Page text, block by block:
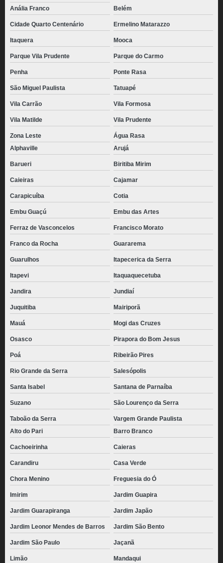
pães de batata com requeijão congelado Itapecerica da Serra
quanto custa pão de batata congelado no atacado Parque Anhembi
pão de batata recheado Chácara Inglesa
pão de batata com requeijão valor Caieras
fornecedor de pão de batata recheado Carapicuíba
pão de batata com catupiry congelado Santa Isabel
pão de batata com requeijão Planalto Paulista
fornecedor de pão batata congelado Itapevi
pão de batata para distribuidora Cajamar
pão batata congelado valor Taboão da Serra
fornecedor de pão de batata para lanchonete Ferraz de Vasconcelos
pães de batata com requeijão Vila Carrão
pão de batata congelado para revenda Vila Matilde
pão de batata congelado no atacado Vila Romana
fornecedor de pão de batata congelado Santana de Parnaíba
pão de batata para distribuidora valor Jardim Fortaleza
quanto custa pão de batata congelado Vila Tramontano
pães de batata congelado Santa Cruz
fornecedor de pão de batata congelado para revenda Bom Clima
pães de batata com catupiry congelado Penha
quanto custa pão de batata recheado congelado Praça da Arvore
pão de batata com catupiry congelado Barra Funda
pão batata congelado valor Jardim Fortaleza
quanto custa pão batata congelado Alphaville
quanto custa pão de batata recheado Cotia
pão de batata com catupiry congelado valor Juquitiba
pão de batata recheado congelado valor Ibirapuera
pão de batata congelado valor Sacomã
quanto custa pão de batata com requeijão congelado São Caetano
quanto custa pão batata congelado Água Chata
Anália Franco
Belém
Cidade Quarto Centenário Ermelino Matarazzo
Itaquera Mooca
Parque Vila Prudente Parque do Carmo
Penha Ponte Rasa
São Miguel Paulista Tatuapé
Vila Carrão Vila Formosa
Vila Matilde Vila Prudente
Zona Leste
Água Rasa
Alphaville
Arujá
Barueri Biritiba Mirim
Caieiras Cajamar
Carapicuíba Cotia
Embu Guaçú Embu das Artes
Ferraz de Vasconcelos Francisco Morato
Franco da Rocha Guararema
Guarulhos Itapecerica da Serra
Itapevi Itaquaquecetuba
Jandira Jundiaí
Juquitiba Mairiporã
Mauá Mogi das Cruzes
Osasco Pirapora do Bom Jesus
Poá Ribeirão Pires
Rio Grande da Serra Salesópolis
Santa Isabel Santana de Parnaíba
Suzano São Lourenço da Serra
Taboão da Serra
Vargem Grande Paulista
Alto do Pari
Barro Branco
Cachoeirinha Caieras
Carandiru Casa Verde
Chora Menino Freguesia do Ó
Imirim Jardim Guapira
Jardim Guarapiranga Jardim Japão
Jardim Leonor Mendes de Barros Jardim São Bento
Jardim São Paulo Jaçanã
Limão Mandaqui